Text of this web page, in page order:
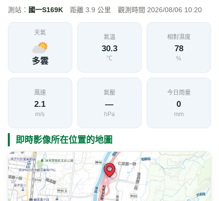
測站： 國一S169K 距離 3.9 公里 觀測時間 2026/08/06 10:20
天氣
多雲
氣溫
30.3
℃
相對濕度
78
%
風速
2.1
m/s
氣壓
—
hPa
今日雨量
0
mm
即時影像所在位置的地圖